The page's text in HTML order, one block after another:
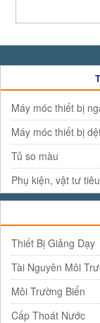
Máy móc thiết bị
Máy móc thiết bị
Tủ so màu
Phụ kiện, vật tư
Thiết Bị Giảng Dạy
Tài Nguyên Môi
Môi Trường Biển
Cấp Thoát Nước